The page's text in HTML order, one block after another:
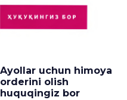
Ayollar uchun himoya
orderini olish
huquqingiz bor